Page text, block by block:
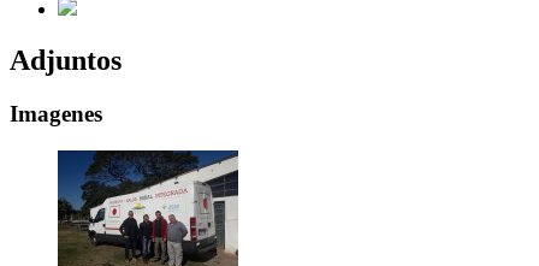
Adjuntos
Imagenes